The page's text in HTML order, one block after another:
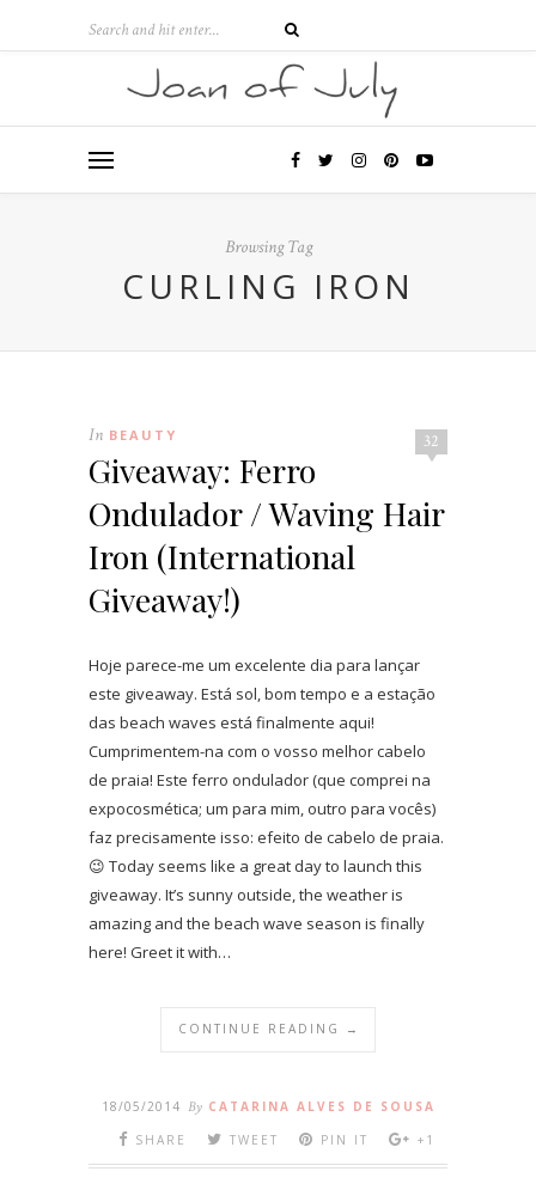
Browsing Tag
CURLING IRON
32
In BEAUTY
Giveaway: Ferro
Ondulador / Waving Hair
Iron (International
Giveaway!)
Hoje parece-me um excelente dia para lançar
este giveaway. Está sol, bom tempo e a estação
das beach waves está finalmente aqui!
Cumprimentem-na com o vosso melhor cabelo
de praia! Este ferro ondulador (que comprei na
expocosmética; um para mim, outro para vocês)
faz precisamente isso: efeito de cabelo de praia.
😉 Today seems like a great day to launch this
giveaway. It’s sunny outside, the weather is
amazing and the beach wave season is finally
here! Greet it with…
CONTINUE READING →
18/05/2014 By CATARINA ALVES DE SOUSA
SHARE
TWEET PIN IT +1